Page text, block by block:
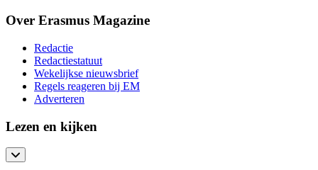
Over Erasmus Magazine
Redactie
Redactiestatuut
Wekelijkse nieuwsbrief
Regels reageren bij EM
Adverteren
Lezen en kijken